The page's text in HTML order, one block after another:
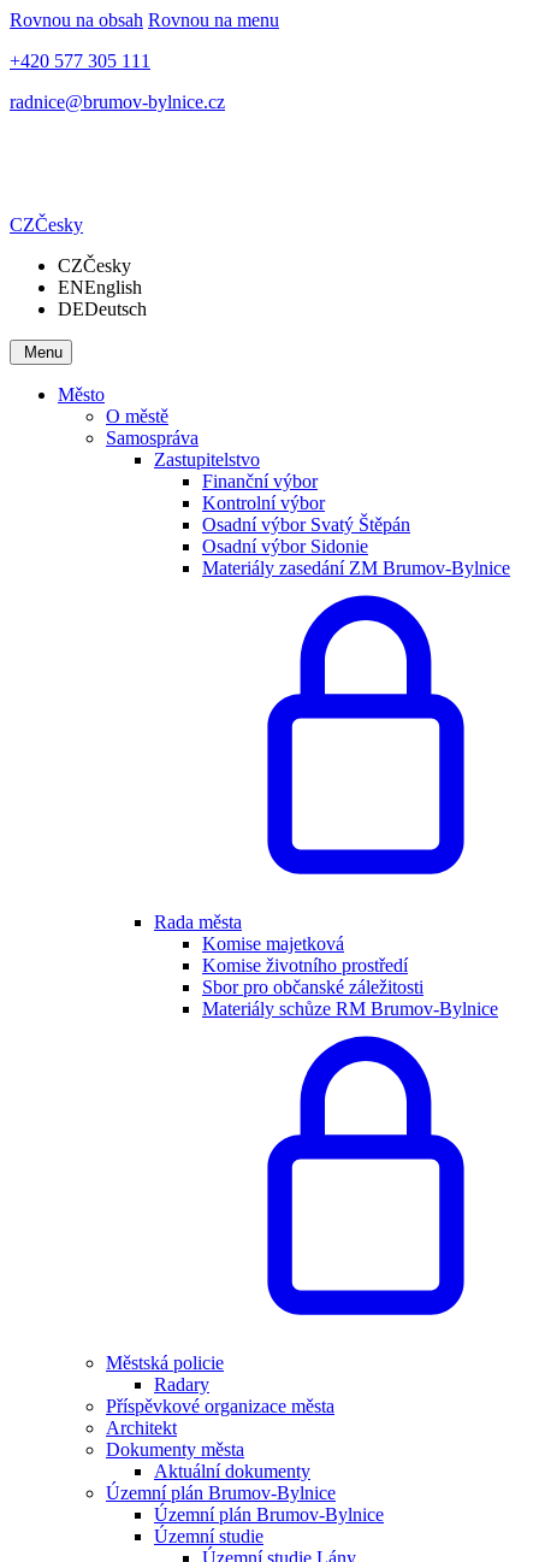
Rovnou na obsah Rovnou na menu
+420 577 305 111
radnice@brumov-bylnice.cz
CZČesky
CZČesky
ENEnglish
DEDeutsch
Menu
Město
O městě
Samospráva
Zastupitelstvo
Finanční výbor
Kontrolní výbor
Osadní výbor Svatý Štěpán
Osadní výbor Sidonie
Materiály zasedání ZM Brumov-Bylnice
Rada města
Komise majetková
Komise životního prostředí
Sbor pro občanské záležitosti
Materiály schůze RM Brumov-Bylnice
Městská policie
Radary
Příspěvkové organizace města
Architekt
Dokumenty města
Aktuální dokumenty
Územní plán Brumov-Bylnice
Územní plán Brumov-Bylnice
Územní studie
Územní studie Lány